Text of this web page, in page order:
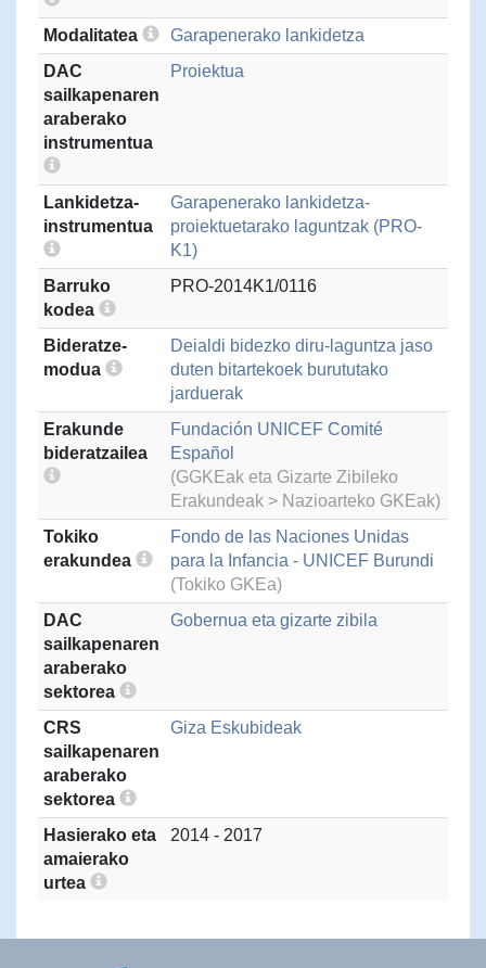
Modalitatea
Garapenerako lankidetza
DAC
sailkapenaren
araberako
instrumentua
Proiektua
Lankidetza-
instrumentua
Garapenerako lankidetza-
proiektuetarako laguntzak (PRO-
K1)
Barruko
kodea
PRO-2014K1/0116
Bideratze-
modua
Deialdi bidezko diru-laguntza jaso
duten bitartekoek burututako
jarduerak
Erakunde
bideratzailea
Fundación UNICEF Comité
Español
(GGKEak eta Gizarte Zibileko
Erakundeak > Nazioarteko GKEak)
Tokiko
erakundea
Fondo de las Naciones Unidas
para la Infancia - UNICEF Burundi
(Tokiko GKEa)
DAC
sailkapenaren
araberako
sektorea
Gobernua eta gizarte zibila
CRS
sailkapenaren
araberako
sektorea
Giza Eskubideak
Hasierako eta
amaierako
urtea
2014 - 2017